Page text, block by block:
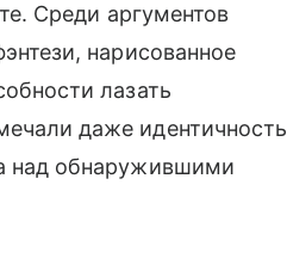
Среди аргументов
нарисованное
лазать
даже идентичность
над обнаружившими